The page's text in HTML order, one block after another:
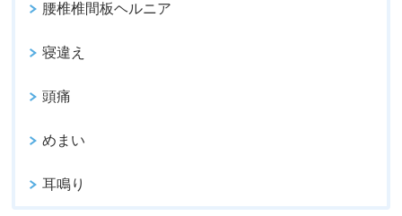
腰椎椎間板ヘルニア
寝違え
頭痛
めまい
耳鳴り